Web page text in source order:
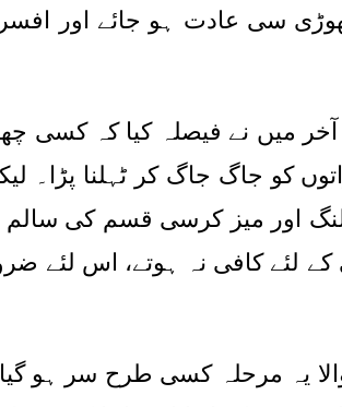
سی عادت ہو جائے اور
میں نے فیصلہ کیا کہ کسی
کو جاگ جاگ کر ٹہلنا پڑا۔
اور میز کرسی قسم کی
لئے کافی نہ ہوتے، اس لئے
یہ مرحلہ کسی طرح سر ہو